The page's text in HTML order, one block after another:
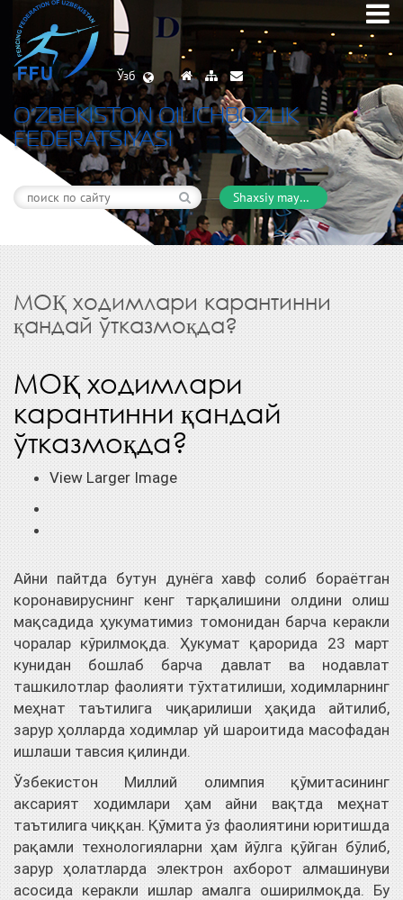
Ўзб
O’ZBEKISTON QILICHBOZLIK
FEDERATSIYASI
Shaxsiy maydon
МОҚ ходимлари карантинни
қандай ўтказмоқда?
МОҚ ходимлари
карантинни қандай
ўтказмоқда?
View Larger Image
Айни пайтда бутун дунёга хавф солиб бораётган
коронавируснинг кенг тарқалишини олдини олиш
мақсадида ҳукуматимиз томонидан барча керакли
чоралар кўрилмоқда. Ҳукумат қарорида 23 март
кунидан бошлаб барча давлат ва нодавлат
ташкилотлар фаолияти тўхтатилиши, ходимларнинг
меҳнат таътилига чиқарилиши ҳақида айтилиб,
зарур ҳолларда ходимлар уй шароитида масофадан
ишлаши тавсия қилинди.
Ўзбекистон Миллий олимпия қўмитасининг
аксарият ходимлари ҳам айни вақтда меҳнат
таътилига чиққан. Қўмита ўз фаолиятини юритишда
рақамли технологияларни ҳам йўлга қўйган бўлиб,
зарур ҳолатларда электрон ахборот алмашинуви
асосида керакли ишлар амалга оширилмоқда. Бу